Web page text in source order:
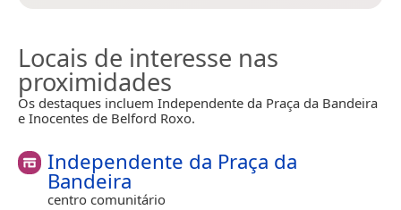
Locais de interesse nas
proximidades
Os destaques incluem Independente da Praça da Bandeira
e Inocentes de Belford Roxo.
Independente da Praça da
Bandeira
centro comunitário